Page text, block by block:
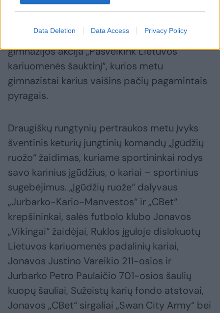
Data Deletion Data Access Privacy Policy
val. vyks karinės technikos ir ginklų paroda.
prisistatymas bei Jonavos Senamiesčio
gimnazijos akcija „Pasveikink Lietuvos
kariuomenės šauktinį“, kurios metu
gimnazistai karius vaišins pačių pagamintais
pyragais.
Draugiškų rungtynių pertraukos metu įvyks
šventinis keturių jungtinių komandų „Įgūdžių
ruožo“ žaidimas, kuriame sportininkai rodys
savo karinius įgūdžius, o kariai – sportinius
sugebėjimus. „Įgūdžių ruože“ dalyvaus
„Jurbarko-Kario-Manvestos“ ir „CBet“
krepšininkai, salės futbolo klubo Jonavos
„Vikingai“ žaidėjai, Ruklos įguloje dislokuotų
Lietuvos kariuomenės padalinių kariai,
Jonavos Justino Vareikio 211-osios ir
Jurbarko Petro Paulaičio 701-osios šaulių
kuopų šauliai, Sužeistų karių fondo atstovai,
Jonavos „CBet“ sirgaliai „Swan City Army“ bei